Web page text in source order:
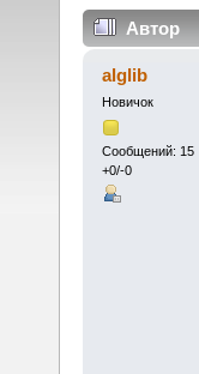
Автор
alglib
Новичок
Сообщений: 15
+0/-0